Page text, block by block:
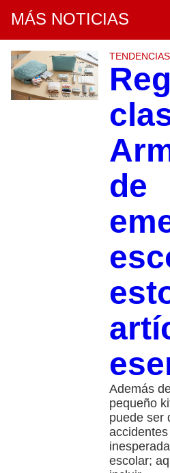
MÁS NOTICIAS
TENDENCIAS
de
Además
pequeño
puede ser
escolar;